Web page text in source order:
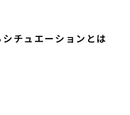
チュエーションとは